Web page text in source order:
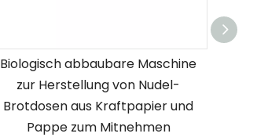
Biologisch abbaubare Maschine
zur Herstellung von Nudel-
Brotdosen aus Kraftpapier und
Pappe zum Mitnehmen